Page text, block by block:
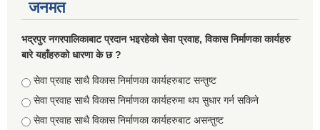
जनमत
भद्रपुर नगरपालिकाबाट प्रदान भइरहेको सेवा प्रवाह, विकास निर्माणका कार्यहरु
बारे यहाँहरुको धारणा के छ ?
Choices
सेवा प्रवाह साथै विकास निर्माणका कार्यहरुबाट सन्तुष्ट
सेवा प्रवाह साथै विकास निर्माणका कार्यहरुमा थप सुधार गर्न सकिने
सेवा प्रवाह साथै विकास निर्माणका कार्यहरुबाट असन्तुष्ट